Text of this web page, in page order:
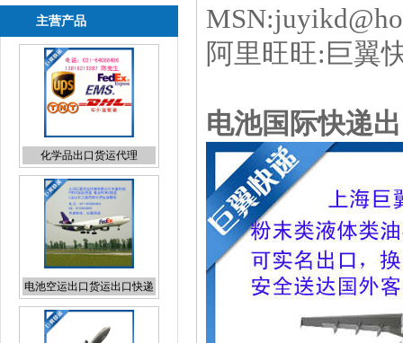
主营产品
化学品出口货运代理
电池空运出口货运出口快递
出口
阿里旺旺:巨翼
电池国际快递